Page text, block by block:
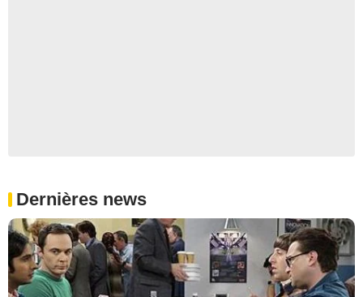
Dernières news